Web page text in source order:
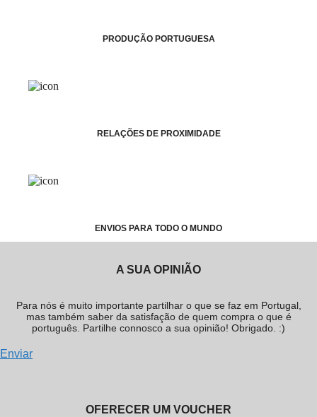
PRODUÇÃO PORTUGUESA
RELAÇÕES DE PROXIMIDADE
ENVIOS PARA TODO O MUNDO
A SUA OPINIÃO
Para nós é muito importante partilhar o que se faz em Portugal,
mas também saber da satisfação de quem compra o que é
português. Partilhe connosco a sua opinião! Obrigado. :)
Enviar
OFERECER UM VOUCHER